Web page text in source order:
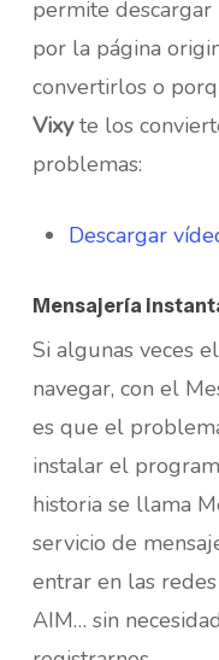
permite descargar
por la página
convertirlos o
Vixyte los
problemas:
Descargar
Mensajería
Si algunas veces
navegar, con el
es que el
instalar el
historia se llama
servicio de
entrar en las
AIM… sin